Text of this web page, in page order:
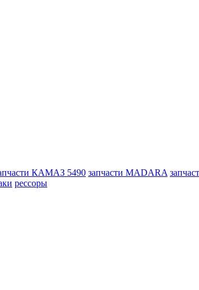
КАМАЗ 5490 запчасти MADARA
рессоры